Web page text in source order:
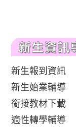
新生報到資訊
新生始業輔導
銜接教材下載
適性轉學輔導